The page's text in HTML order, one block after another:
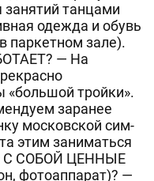
танцами
одежда и обувь
паркетном зале).
— На
«большой тройки».
заранее
московской сим-
этим заниматься
С СОБОЙ ЦЕННЫЕ
фотоаппарат)? —